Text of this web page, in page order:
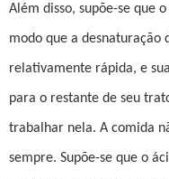
Além disso, supõe-se que
modo que a desnaturação
relativamente rápida, e
para o restante de seu
trabalhar nela. A comida
sempre. Supõe-se que o